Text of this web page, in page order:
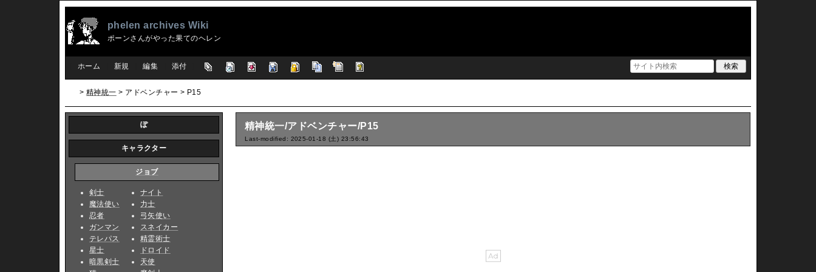
phelen archives Wiki
ポーンさんがやった果てのヘレン
ホーム 新規 編集 添付
> 精神統一 > アドベンチャー > P15
精神統一/アドベンチャー/P15
Last-modified: 2025-01-18 (土) 23:56:43
ぽ
キャラクター
ジョブ
剣士
魔法使い
忍者
ガンマン
テレパス
星士
暗黒剣士
ナイト
力士
弓矢使い
スネイカー
精霊術士
ドロイド
天使